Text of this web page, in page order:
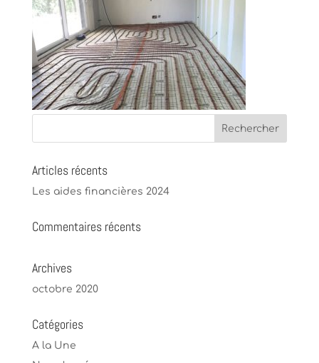
Articles récents
Les aides financières 2024
Commentaires récents
Archives
octobre 2020
Catégories
A la Une